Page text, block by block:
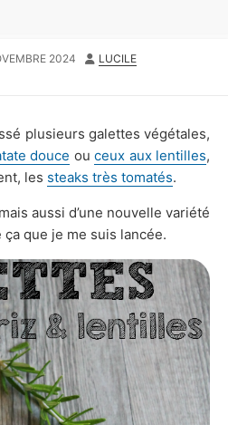
2024 AUTHOR
LUCILE
plusieurs galettes végétales,
douce ouceux aux lentilles,
les steaks très tomatés.
aussi d’une nouvelle variété
ça que je me suis lancée.